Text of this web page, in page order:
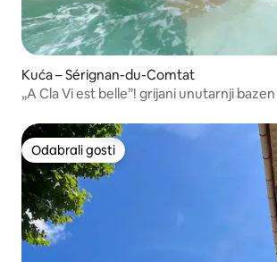
Kuća – Sérignan-du-Comtat
„A Cla Vi est belle”! grijani unutarnji bazen
Odabrali gosti
Odabrali gosti